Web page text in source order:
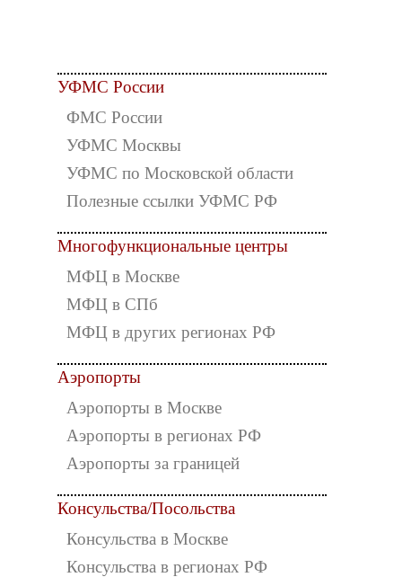
УФМС России
ФМС России
УФМС Москвы
УФМС по Московской области
Полезные ссылки УФМС РФ
Многофункциональные центры
МФЦ в Москве
МФЦ в СПб
МФЦ в других регионах РФ
Аэропорты
Аэропорты в Москве
Аэропорты в регионах РФ
Аэропорты за границей
Консульства/Посольства
Консульства в Москве
Консульства в регионах РФ